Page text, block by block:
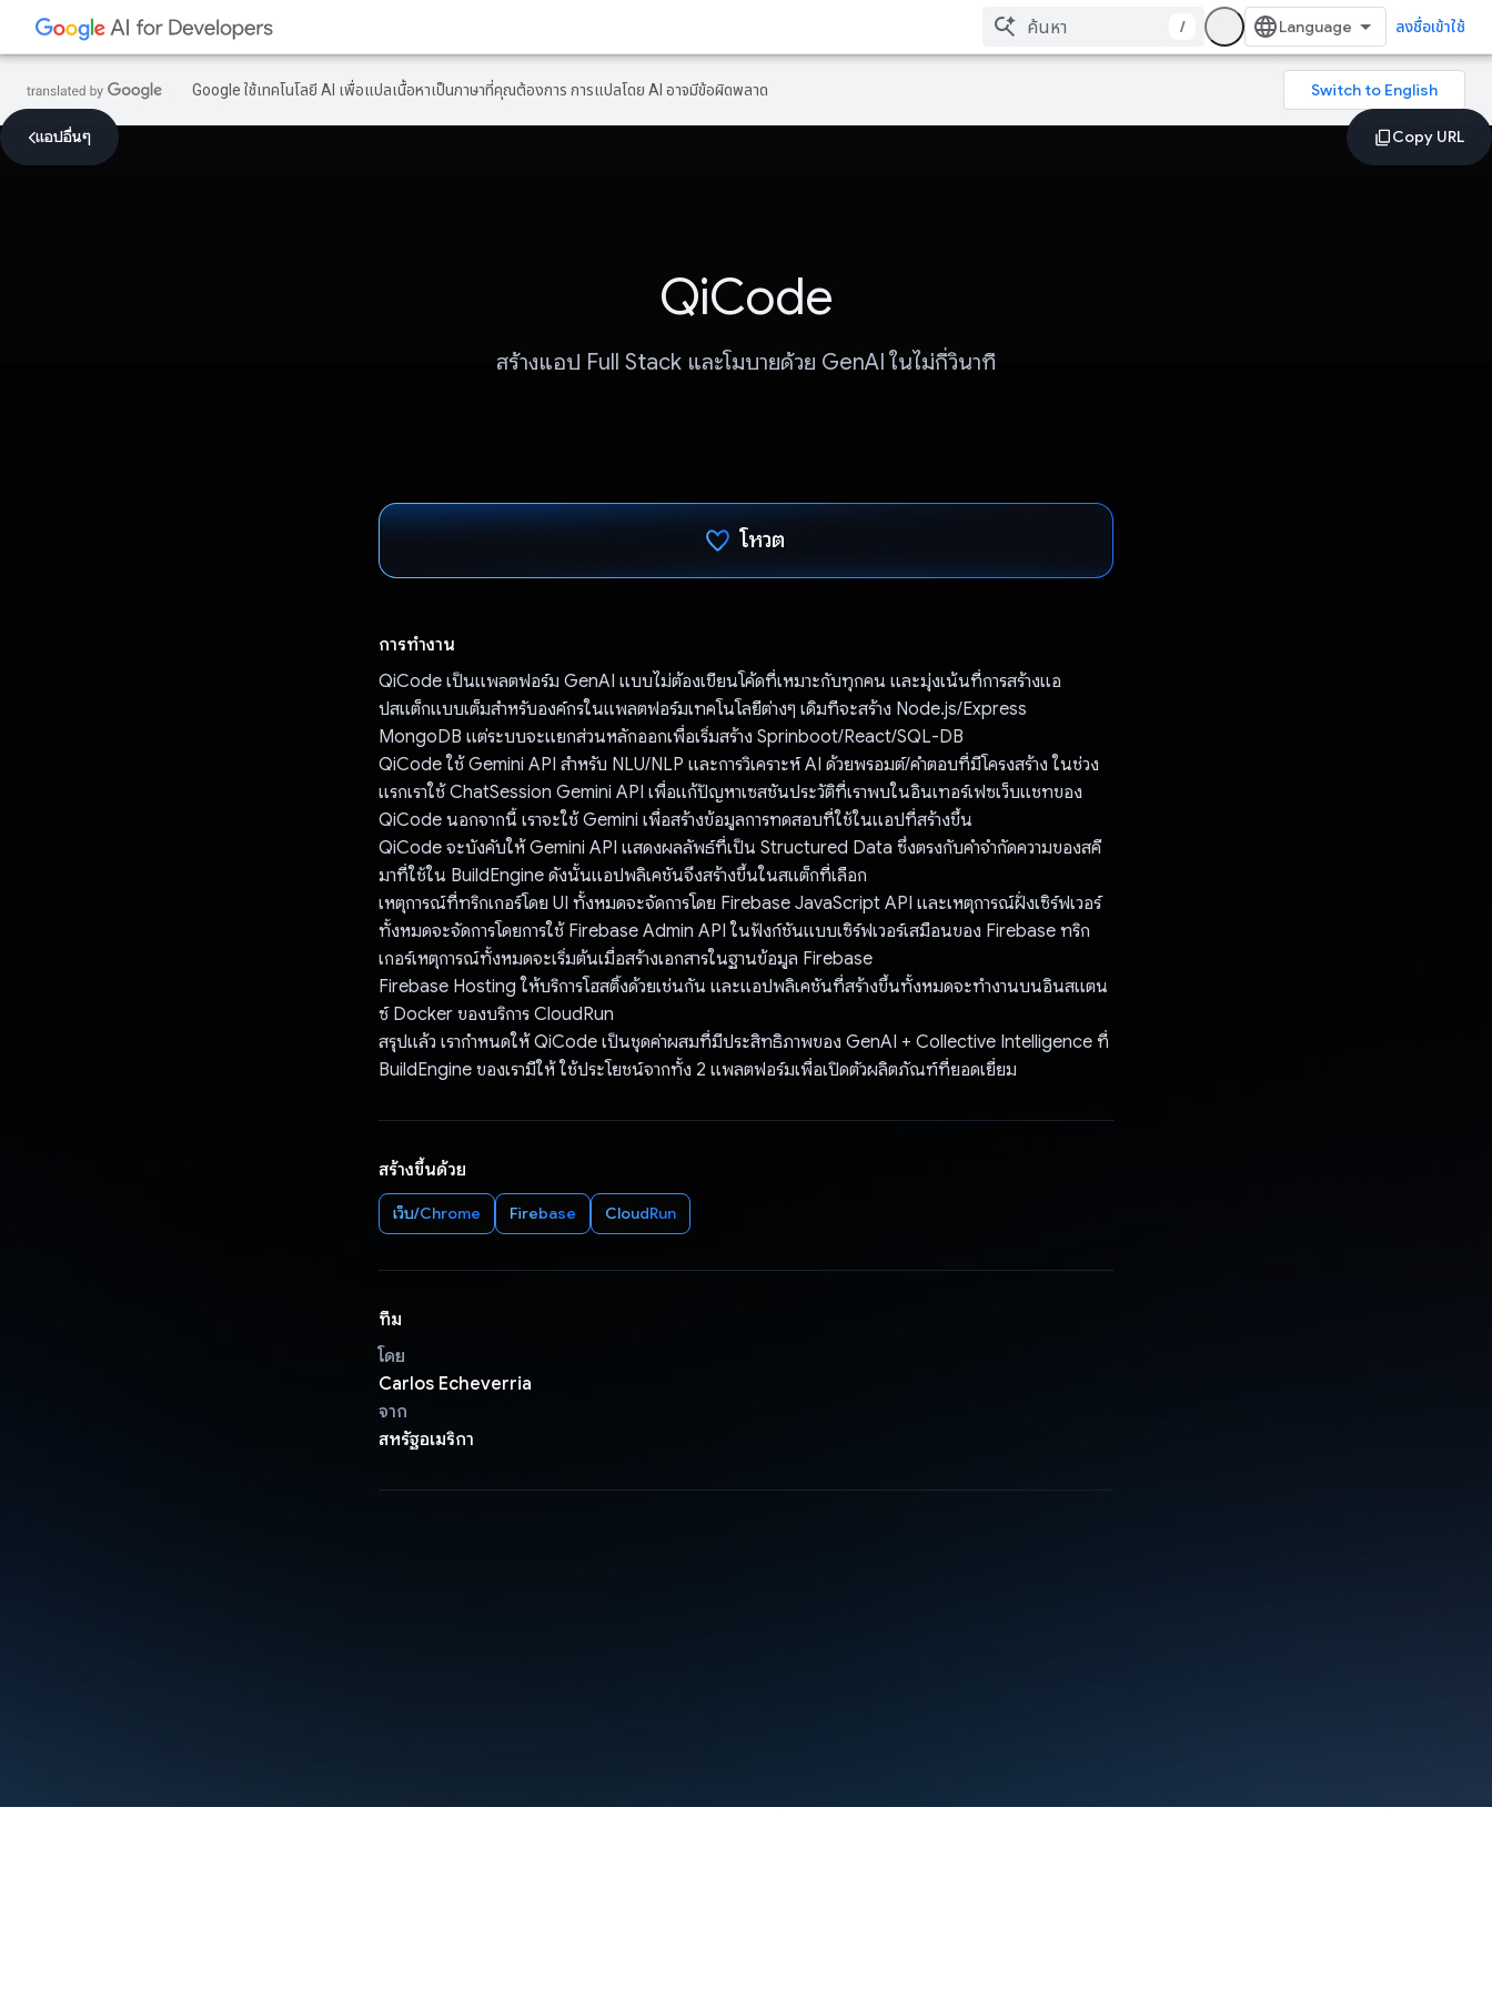
/ ลงชื่อเข้าใช้
Google ใช้เทคโนโลยี AI เพื่อแปลเนื้อหาเป็นภาษาที่คุณต้องการ การแปลโดย AI อาจมีข้อผิดพลาด
แอปอื่นๆ
QiCode
สร้างแอป Full Stack และโมบายด้วย GenAI ในไม่กี่วินาที
โหวต
การทำงาน
QiCode เป็นแพลตฟอร์ม GenAI แบบไม่ต้องเขียนโค้ดที่เหมาะกับทุกคน และมุ่งเน้นที่การสร้างแอ
ปสแต็กแบบเต็มสําหรับองค์กรในแพลตฟอร์มเทคโนโลยีต่างๆ เดิมทีจะสร้าง Node.js/Express
MongoDB แต่ระบบจะแยกส่วนหลักออกเพื่อเริ่มสร้าง Sprinboot/React/SQL-DB
QiCode ใช้ Gemini API สําหรับ NLU/NLP และการวิเคราะห์ AI ด้วยพรอมต์/คําตอบที่มีโครงสร้าง ในช่วง
แรกเราใช้ ChatSession Gemini API เพื่อแก้ปัญหาเซสชันประวัติที่เราพบในอินเทอร์เฟซเว็บแชทของ
QiCode นอกจากนี้ เราจะใช้ Gemini เพื่อสร้างข้อมูลการทดสอบที่ใช้ในแอปที่สร้างขึ้น
QiCode จะบังคับให้ Gemini API แสดงผลลัพธ์ที่เป็น Structured Data ซึ่งตรงกับคำจำกัดความของสคี
มาที่ใช้ใน BuildEngine ดังนั้นแอปพลิเคชันจึงสร้างขึ้นในสแต็กที่เลือก
เหตุการณ์ที่ทริกเกอร์โดย UI ทั้งหมดจะจัดการโดย Firebase JavaScript API และเหตุการณ์ฝั่งเซิร์ฟเวอร์
ทั้งหมดจะจัดการโดยการใช้ Firebase Admin API ในฟังก์ชันแบบเซิร์ฟเวอร์เสมือนของ Firebase ทริก
เกอร์เหตุการณ์ทั้งหมดจะเริ่มต้นเมื่อสร้างเอกสารในฐานข้อมูล Firebase
Firebase Hosting ให้บริการโฮสติ้งด้วยเช่นกัน และแอปพลิเคชันที่สร้างขึ้นทั้งหมดจะทำงานบนอินสแตน
ซ์ Docker ของบริการ CloudRun
สรุปแล้ว เรากำหนดให้ QiCode เป็นชุดค่าผสมที่มีประสิทธิภาพของ GenAI + Collective Intelligence ที่
BuildEngine ของเรามีให้ ใช้ประโยชน์จากทั้ง 2 แพลตฟอร์มเพื่อเปิดตัวผลิตภัณฑ์ที่ยอดเยี่ยม
สร้างขึ้นด้วย
เว็บ/Chrome Firebase CloudRun
ทีม
โดย
Carlos Echeverria
จาก
สหรัฐอเมริกา